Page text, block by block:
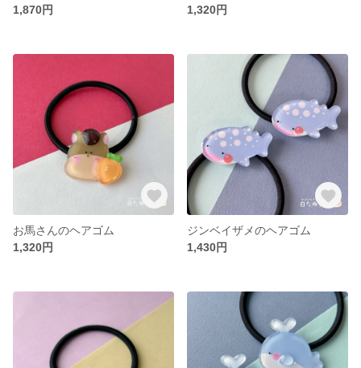
1,870円
1,320円
お馬さんのヘアゴム
1,320円
ジンベイザメのヘアゴム
1,430円